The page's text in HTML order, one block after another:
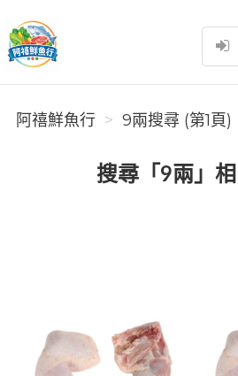
阿禧鮮魚行
阿禧鮮魚行 9兩搜尋 (第1頁)
搜尋「9兩」